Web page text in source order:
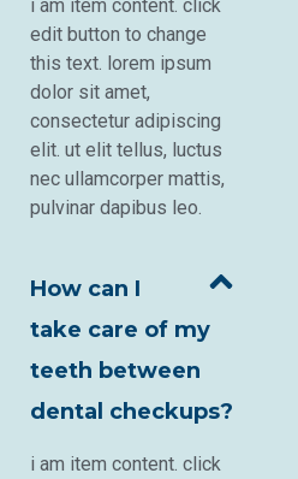
i am item content. click
edit button to change
this text. lorem ipsum
dolor sit amet,
consectetur adipiscing
elit. ut elit tellus, luctus
nec ullamcorper mattis,
pulvinar dapibus leo.
How can I
take care of my
teeth between
dental checkups?
i am item content. click